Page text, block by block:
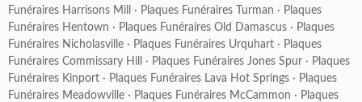
Funéraires Harrisons Mill
· Plaques Funéraires Turman · Plaques
Funéraires Hentown · Plaques Funéraires Old Damascus · Plaques
Funéraires Nicholasville · Plaques Funéraires Urquhart · Plaques
Funéraires Commissary Hill
· Plaques Funéraires Jones Spur · Plaques
Funéraires Kinport · Plaques Funéraires Lava Hot Springs · Plaques
Funéraires Meadowville · Plaques Funéraires McCammon · Plaques